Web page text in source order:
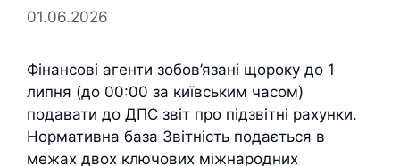
01.06.2026
Фінансові агенти зобов’язані щороку до 1
липня (до 00:00 за київським часом)
подавати до ДПС звіт про підзвітні рахунки.
Нормативна база Звітність подається в
межах двох ключових міжнародних